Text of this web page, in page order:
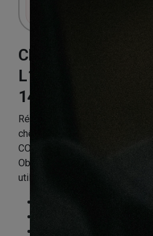
Chêne cologne
L1820MM
145X14.2X1820mm
Référence:
chêne CONTRECOLLE
COLOGNE 145×14.2x L1820mm
Obligatoire : Application
utilisation